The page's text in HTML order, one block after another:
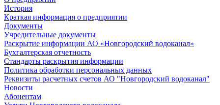
История
Краткая информация о предприятии
Документы
Учредительные документы
Раскрытие информации АО «Новгородский водоканал»
Бухгалтерская отчетность
Стандарты раскрытия информации
Политика обработки персональных данных
Реквизиты расчетных счетов АО "Новгородский водоканал"
Новости
Абонентам